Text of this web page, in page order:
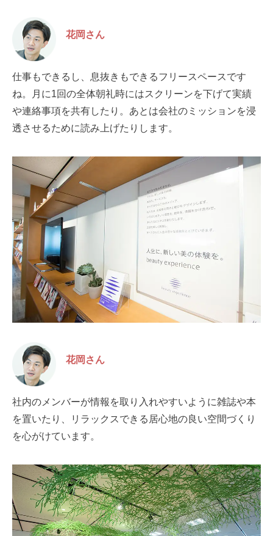
花岡さん
仕事もできるし、息抜きもできるフリースペースです
ね。月に1回の全体朝礼時にはスクリーンを下げて実績
や連絡事項を共有したり。あとは会社のミッションを浸
透させるために読み上げたりします。
花岡さん
社内のメンバーが情報を取り入れやすいように雑誌や本
を置いたり、リラックスできる居心地の良い空間づくり
を心がけています。